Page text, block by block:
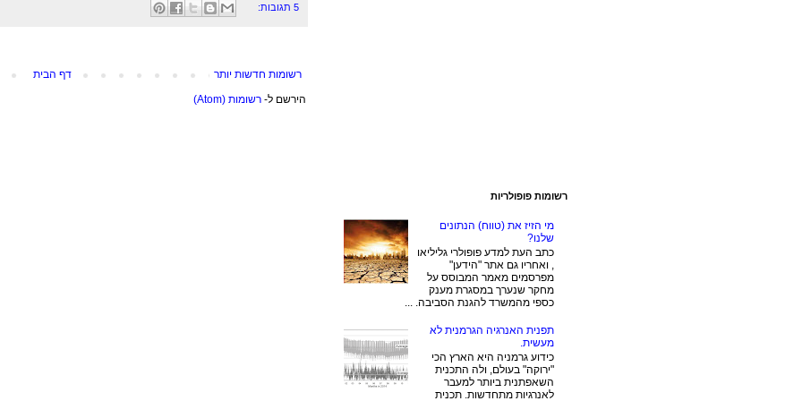
5 תגובות:
רשומות חדשות יותר
דף הבית
הירשם ל- רשומות (Atom)
רשומות פופולריות
מי הזיז את (טווח) הנתונים
שלנו?
כתב העת למדע פופולרי גליליאו
, ואחריו גם אתר "הידען"
מפרסמים מאמר המבוסס על
מחקר שנערך במסגרת מענק
כספי מהמשרד להגנת הסביבה. ...
תפנית האנרגיה הגרמנית לא
מעשית.
כידוע גרמניה היא הארץ הכי
"ירוקה" בעולם, ולה התכנית
השאפתנית ביותר למעבר
לאנרגיות מתחדשות. תכנית